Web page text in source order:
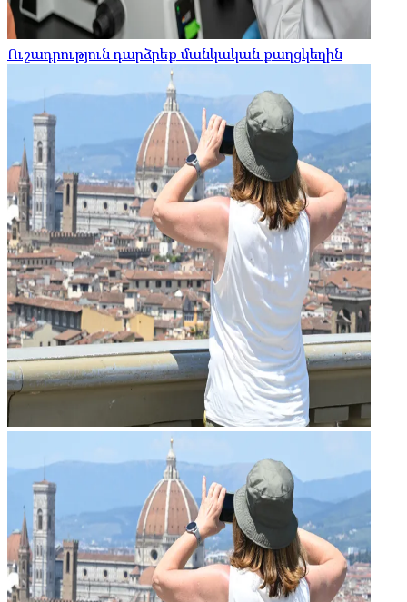
Ուշադրություն դարձրեք մանկական քաղցկեղին